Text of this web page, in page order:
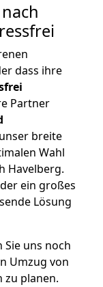
dass ihre
Partner
breite
Wahl
Havelberg.
ein großes
Lösung
uns noch
Umzug von
zu planen.